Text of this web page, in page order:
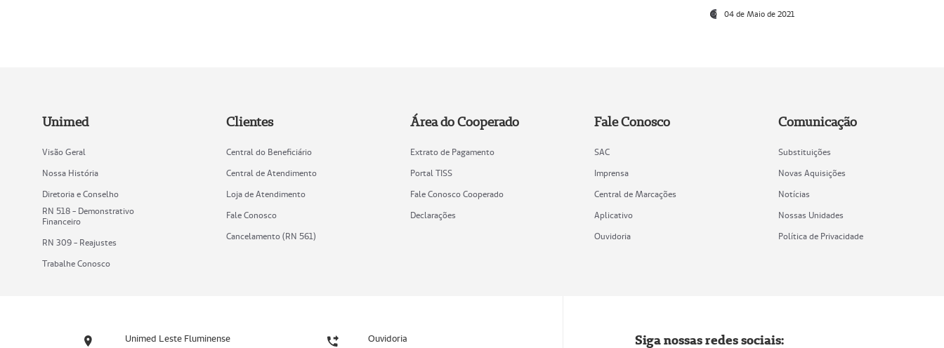
04 de Maio de 2021
Unimed
Visão Geral
Nossa História
Diretoria e Conselho
RN 518 - Demonstrativo
Financeiro
RN 309 - Reajustes
Trabalhe Conosco
Clientes
Central do Beneficiário
Central de Atendimento
Loja de Atendimento
Fale Conosco
Cancelamento (RN 561)
Área do Cooperado
Extrato de Pagamento
Portal TISS
Fale Conosco Cooperado
Declarações
Fale Conosco
SAC
Imprensa
Central de Marcações
Aplicativo
Ouvidoria
Comunicação
Substituições
Novas Aquisições
Notícias
Nossas Unidades
Política de Privacidade
Unimed Leste Fluminense Ouvidoria Siga nossas redes sociais: